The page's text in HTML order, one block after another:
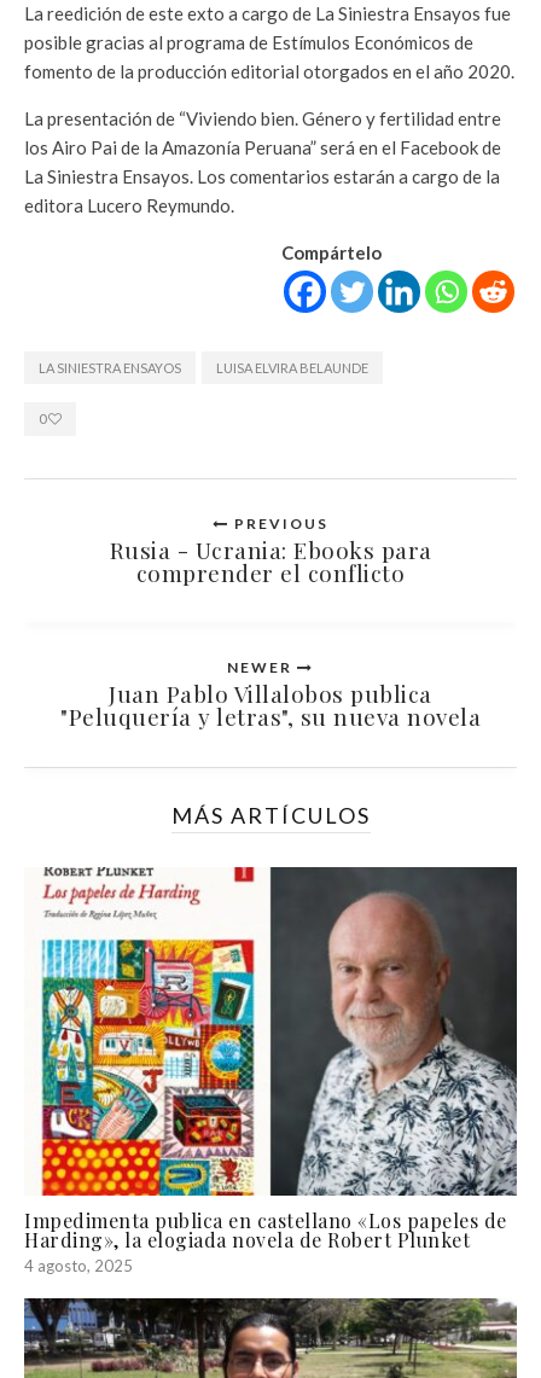
La reedición de este exto a cargo de La Siniestra Ensayos fue
posible gracias al programa de Estímulos Económicos de
fomento de la producción editorial otorgados en el año 2020.
La presentación de “Viviendo bien. Género y fertilidad entre
los Airo Pai de la Amazonía Peruana” será en el Facebook de
La Siniestra Ensayos. Los comentarios estarán a cargo de la
editora Lucero Reymundo.
Compártelo
LA SINIESTRA ENSAYOS LUISA ELVIRA BELAUNDE
0
PREVIOUS
Rusia - Ucrania: Ebooks para
comprender el conflicto
NEWER
Juan Pablo Villalobos publica
"Peluquería y letras", su nueva novela
MÁS ARTÍCULOS
Impedimenta publica en castellano «Los papeles de
Harding», la elogiada novela de Robert Plunket
4 agosto, 2025